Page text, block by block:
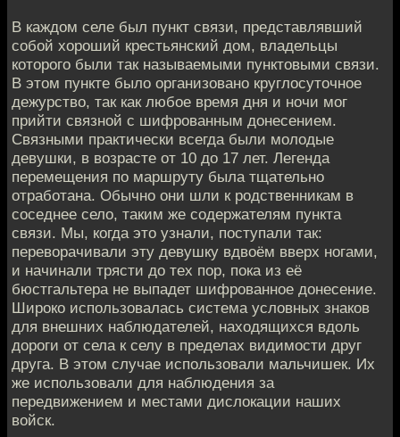
В каждом селе был пункт связи, представлявший
собой хороший крестьянский дом, владельцы
которого были так называемыми пунктовыми связи.
В этом пункте было организовано круглосуточное
дежурство, так как любое время дня и ночи мог
прийти связной с шифрованным донесением.
Связными практически всегда были молодые
девушки, в возрасте от 10 до 17 лет. Легенда
перемещения по маршруту была тщательно
отработана. Обычно они шли к родственникам в
соседнее село, таким же содержателям пункта
связи. Мы, когда это узнали, поступали так:
переворачивали эту девушку вдвоём вверх ногами,
и начинали трясти до тех пор, пока из её
бюстгальтера не выпадет шифрованное донесение.
Широко использовалась система условных знаков
для внешних наблюдателей, находящихся вдоль
дороги от села к селу в пределах видимости друг
друга. В этом случае использовали мальчишек. Их
же использовали для наблюдения за
передвижением и местами дислокации наших
войск.